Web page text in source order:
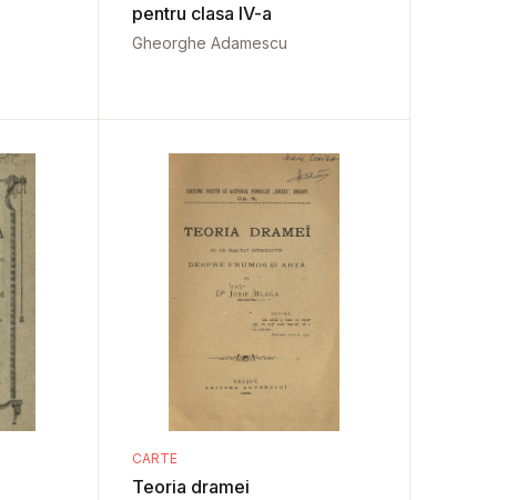
pentru clasa IV-a
Gheorghe Adamescu
CARTE
Teoria dramei